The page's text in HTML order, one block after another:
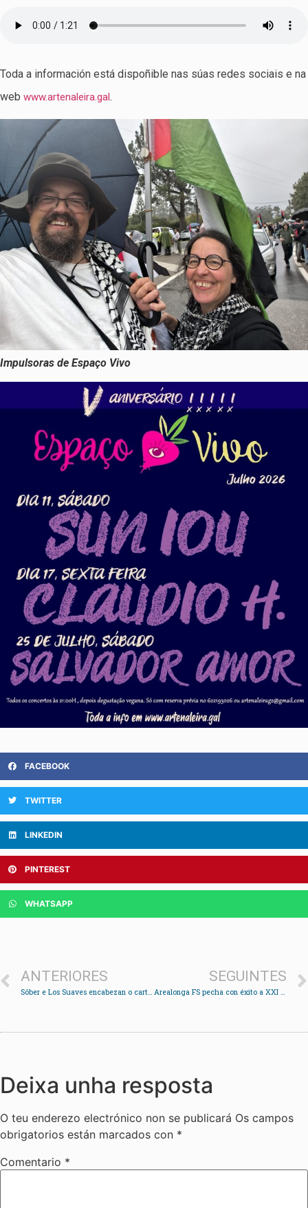
Toda a información está dispoñible nas súas redes sociais e na
web www.artenaleira.gal.
Impulsoras de Espaço Vivo
FACEBOOK
TWITTER
LINKEDIN
PINTEREST
WHATSAPP
ANTERIORES
Sôber e Los Suaves encabezan o cartel da primeira edición do Amoedo Rock
SEGUINTES
Arealonga FS pecha con éxito a XXI edición do Torneo Fútbol Sala Chapela e prepárase para o Campionato de España da base
Deixa unha resposta
O teu enderezo electrónico non se publicará Os campos
obrigatorios están marcados con *
Comentario *